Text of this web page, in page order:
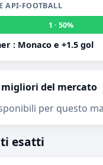
API-FOOTBALL
1 · 50%
: Monaco e +1.5 gol
del mercato
per questo
esatti